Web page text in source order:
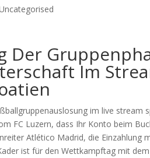
Der
Im
im live stream
FC Luzern, dass Ihr Konto beim
Atlético Madrid, die
ist für den Wettkampftag mit